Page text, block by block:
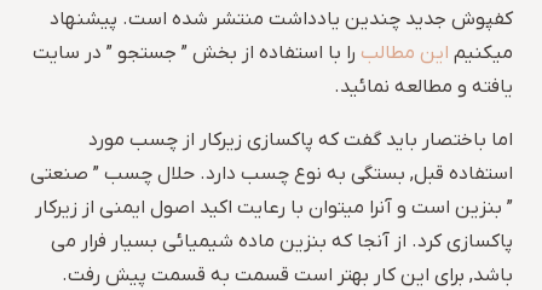
کفپوش جدید چندین یادداشت منتشر شده است. پیشنهاد
میکنیم این مطالب را با استفاده از بخش ” جستجو ” در سایت
یافته و مطالعه نمائید.
اما باختصار باید گفت که پاکسازی زیرکار از چسب مورد
استفاده قبل, بستگی به نوع چسب دارد. حلال چسب ” صنعتی
” بنزین است و آنرا میتوان با رعایت اکید اصول ایمنی از زیرکار
پاکسازی کرد. از آنجا که بنزین ماده شیمیائی بسیار فرار می
باشد, برای این کار بهتر است قسمت به قسمت پیش رفت.